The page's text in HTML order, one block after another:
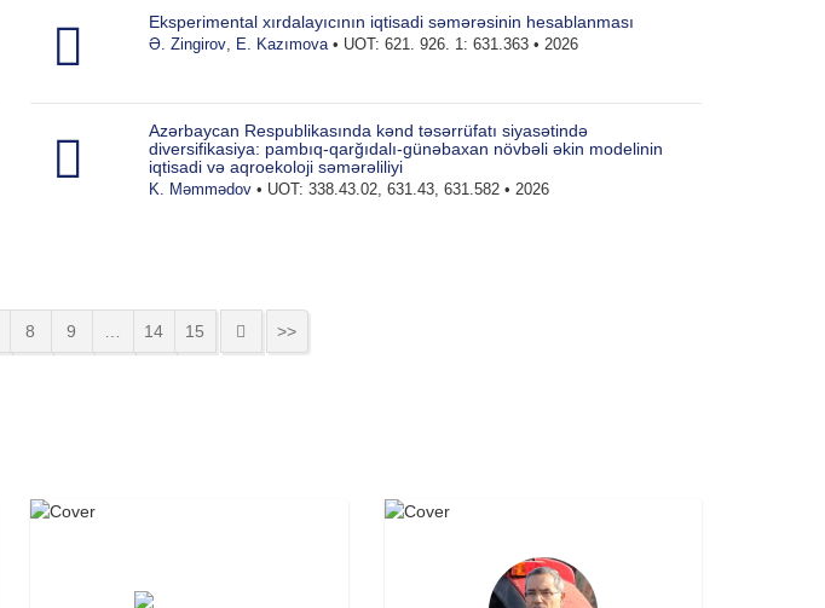
Eksperimental xırdalayıcının iqtisadi səmərəsinin hesablanması
Ə. Zingirov, E. Kazımova• UOT: 621. 926. 1: 631.363 • 2026
Azərbaycan Respublikasında kənd təsərrüfatı siyasətində
diversifikasiya: pambıq-qarğıdalı-günəbaxan növbəli əkin modelinin
iqtisadi və aqroekoloji səmərəliliyi
K. Məmmədov• UOT: 338.43.02, 631.43, 631.582 • 2026
8 9 14 15 >>